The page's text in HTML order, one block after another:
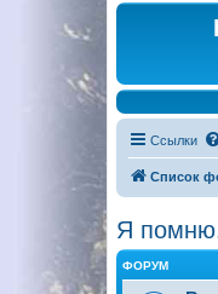
Ссылки
Список
Я
ФОРУМ